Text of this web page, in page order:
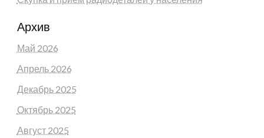
Архив
Май 2026
Апрель 2026
Декабрь 2025
Октябрь 2025
Август 2025